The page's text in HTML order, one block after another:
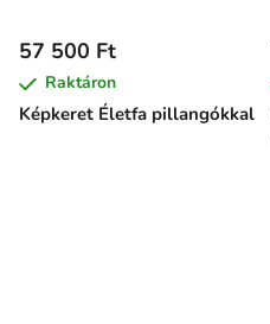
Képkeret Életfa pillangókkal
57 500 Ft
Raktáron